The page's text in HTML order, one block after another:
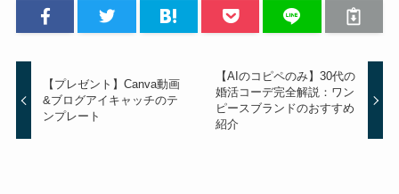
【プレゼント】Canva動画
&ブログアイキャッチのテ
ンプレート
【AIのコピペのみ】30代の
婚活コーデ完全解説：ワン
ピースブランドのおすすめ
紹介